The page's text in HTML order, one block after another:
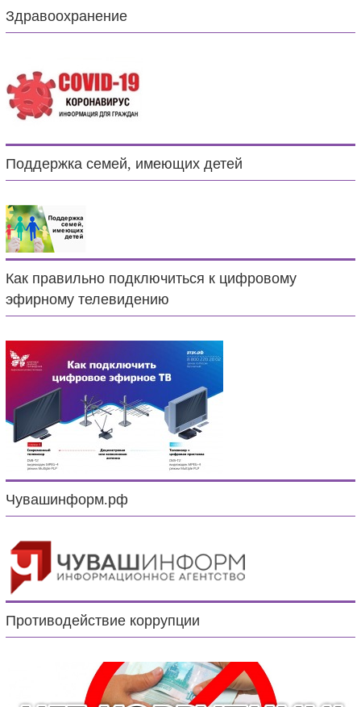
Здравоохранение
Поддержка семей, имеющих детей
Как правильно подключиться к цифровому
эфирному телевидению
Чувашинформ.рф
Противодействие коррупции